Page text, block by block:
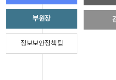
부원장
정보보안정책팀